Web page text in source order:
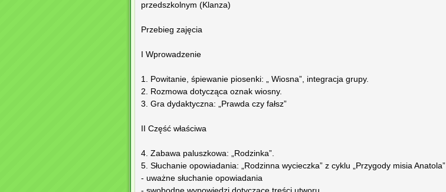
przedszkolnym (Klanza)
Przebieg zajęcia
I Wprowadzenie
1. Powitanie, śpiewanie piosenki: „ Wiosna”, integracja grupy.
2. Rozmowa dotycząca oznak wiosny.
3. Gra dydaktyczna: „Prawda czy fałsz”
II Część właściwa
4. Zabawa paluszkowa: „Rodzinka”.
5. Słuchanie opowiadania: „Rodzinna wycieczka” z cyklu „Przygody misia Anatola”
- uważne słuchanie opowiadania